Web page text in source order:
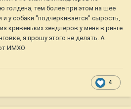
голдена, тем более при этом на шее
у собаки "подчеркивается" сырость,
кривеньких хендлеров у меня в ринге
я прошу этого не делать. А
ИМХО
4